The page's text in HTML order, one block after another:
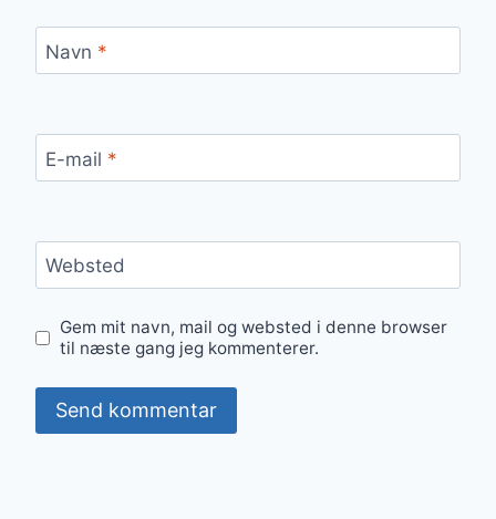
Navn *
E-mail *
Websted
Gem mit navn, mail og websted i denne browser
til næste gang jeg kommenterer.